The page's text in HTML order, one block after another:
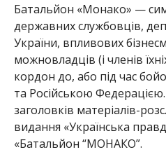
Батальйон «Монако» —
державних службовців,
України, впливових
можновладців (і членів
кордон до, або під час
та Російською
заголовків матеріалів-
видання «Українська
«Батальйон “МОНАКО”.